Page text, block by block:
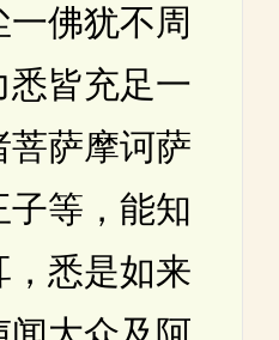
佛犹不周
悉皆充足一
菩萨摩诃萨
等，能知
，悉是如来